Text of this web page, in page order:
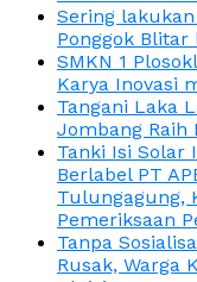
Sering
Ponggok
SMKN 1
Karya Inovasi
Tangani Laka
Jombang Raih
Tanki Isi Solar
Berlabel PT
Tulungagung,
Pemeriksaan
Tanpa
Rusak, Warga